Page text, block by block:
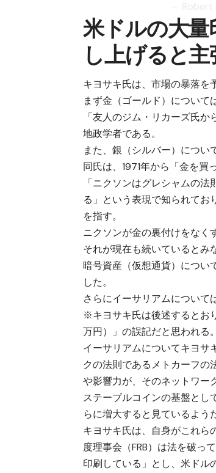
米ドルの大
し上げると主
キヨサキ氏は、市場の暴落を
まず金（ゴールド）につい
「友人のジム・リカーズ氏
地政学者である。
また、銀（シルバー）につい
同氏は、1971年から「金を
「ニクソンはグレシャムの
る」という表現で知られてお
を指す。
ニクソンが金の裏付けをなく
それが現在も続いているとみ
暗号資産（仮想通貨）につい
した。
さらにイーサリアムについて
※キヨサキ氏は後述するとお
万円）」の誤記だと思われる。
イーサリアムについてキヨサ
クの法則であるメトカーフの
や影響力が、そのネットワー
ステーブルコインの基盤とし
らに増大すると見ているよう
キヨサキ氏は、自身がこれら
度理事会（FRB）は法を破っ
印刷している」とし、米ドル